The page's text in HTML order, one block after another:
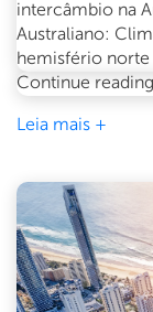
intercâmbio na
Australiano:
hemisfério
Continue reading
Leia mais +